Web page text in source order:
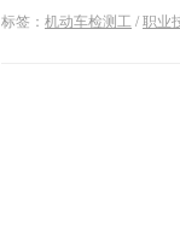
标签： 机动车检测工 /职业